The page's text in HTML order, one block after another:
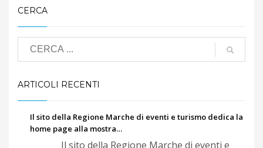
CERCA
ARTICOLI RECENTI
Il sito della Regione Marche di eventi e turismo dedica la
home page alla mostra…
Il sito della Regione Marche di eventi e